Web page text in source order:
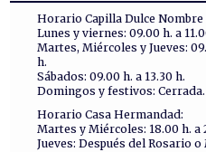
Horario Capilla Dulce Nombre
Lunes y viernes: 09.00 h. a
Martes, Miércoles y Jueves:
h.
Sábados: 09.00 h. a 13.30 h.
Domingos y festivos: Cerrada.
Horario Casa Hermandad:
Martes y Miércoles: 18.00 h. a
Jueves: Después del Rosario o